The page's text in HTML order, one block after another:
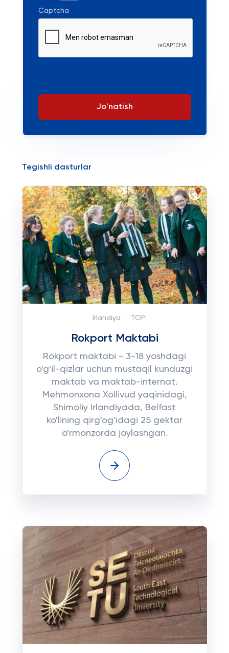
Captcha
Jo'natish
Tegishli dasturlar
Irlandiya TOP:
Rokport Maktabi
Rokport maktabi - 3-18 yoshdagi
o'g'il-qizlar uchun mustaqil kunduzgi
maktab va maktab-internat.
Mehmonxona Xollivud yaqinidagi,
Shimoliy Irlandiyada, Belfast
ko'lining qirg'og'idagi 25 gektar
o'rmonzorda joylashgan.